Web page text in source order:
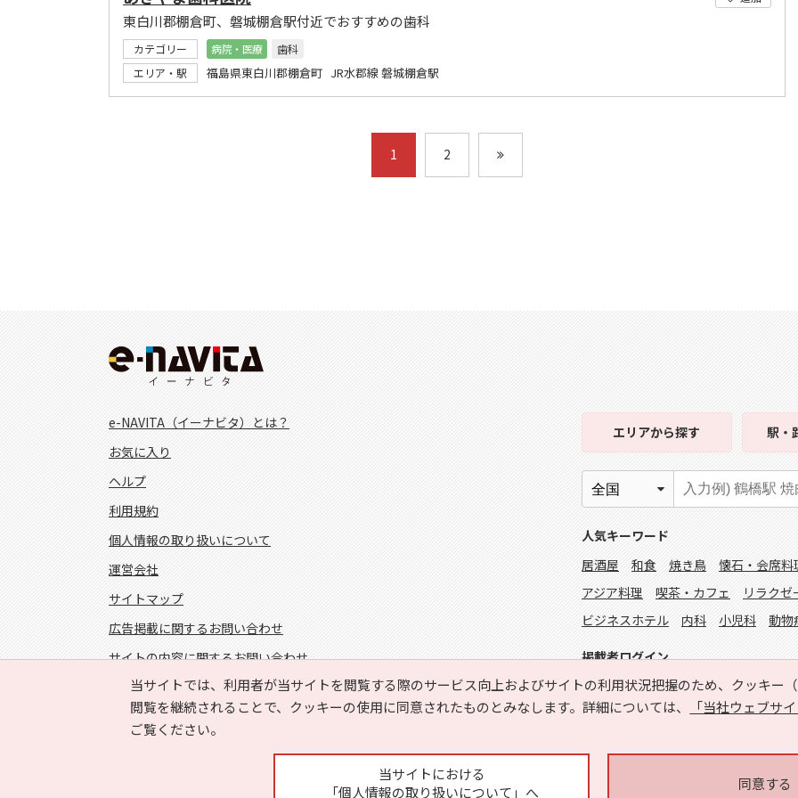
東白川郡棚倉町、磐城棚倉駅付近でおすすめの歯科
カテゴリー 病院・医療
歯科
エリア・駅
福島県東白川郡棚倉町 JR水郡線 磐城棚倉駅
1 2
当サイトでは、利用者が当サイトを閲覧する際のサービス向上およびサイトの利用状況把握のため、クッキー
閲覧を継続されることで、クッキーの使用に同意されたものとみなします。詳細については、
「当社ウェブサ
ご覧ください。
当サイトにおける
「個人情報の取り扱いについて」へ
同意する
e-NAVITA（イーナビタ）とは？
お気に入り
ヘルプ
利用規約
個人情報の取り扱いについて
運営会社
サイトマップ
広告掲載に関するお問い合わせ
サイトの内容に関するお問い合わせ
エリアから探す 駅・
人気キーワード
居酒屋
和食 焼き鳥 懐石・会席料
アジア料理
喫茶・カフェ リラクゼ
ビジネスホテル
内科 小児科 動物
掲載者ログイン
FOLLOW US!